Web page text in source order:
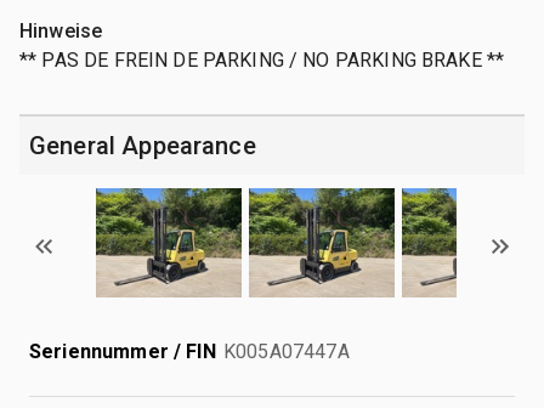
Hinweise
** PAS DE FREIN DE PARKING / NO PARKING BRAKE **
General Appearance
Seriennummer / FIN K005A07447A